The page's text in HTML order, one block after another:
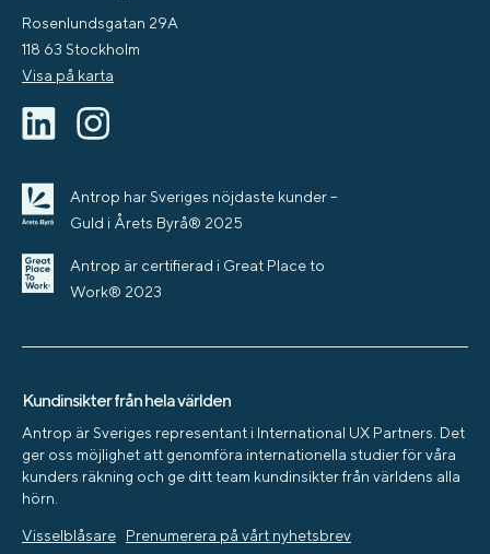
Rosenlundsgatan 29A
118 63 Stockholm
Visa på karta
Antrop har Sveriges nöjdaste kunder –
Guld i Årets Byrå® 2025
Antrop är certifierad i Great Place to
Work® 2023
Kundinsikter från hela världen
Antrop är Sveriges representant i International UX Partners. Det
ger oss möjlighet att genomföra internationella studier för våra
kunders räkning och ge ditt team kundinsikter från världens alla
hörn.
Visselblåsare Prenumerera på vårt nyhetsbrev